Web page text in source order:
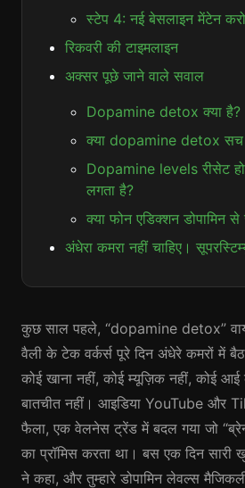
स्टेप 4: नई बेसलाइन मेंटेन करो
रिकवरी की टाइमलाइन
अक्सर पूछे जाने वाले सवाल
Dopamine detox क्या है?
क्या dopamine detox सच
Dopamine levels रीसेट
लगता है?
क्या फोन एडिक्शन डोपामिन
अंधेरा कमरा नहीं चाहिए।
कुछ साल पहले, “dopamine detox”
वैली के टेक वर्कर्स पूरे दिन अंधेरे कमरों में
कोई खाना नहीं, कोई म्यूज़िक नहीं, कोई आई
बातचीत नहीं। आइडिया YouTube और
फैला, एक वेलनेस ट्रेंड में बदल गया जो
का प्रॉमिस करता था। बस एक दिन सारी
ने कहा, और तुम्हारे डोपामिन लेवल्स